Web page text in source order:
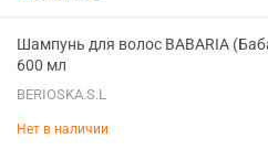
Шампунь для волос BABARIA
600 мл
BERIOSKA.S.L
Нет в наличии